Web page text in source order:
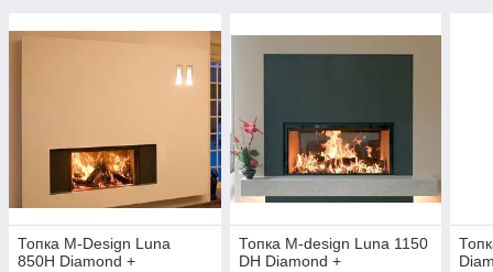
Топка M-Design Luna
850H Diamond +
Топка M-design Luna 1150
DH Diamond +